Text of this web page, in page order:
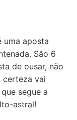
uma aposta
São 6
de ousar, não
certeza vai
segue a
astral!